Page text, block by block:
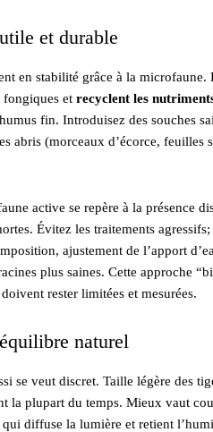
et durable
en stabilité grâce à la
fongiques et recyclent les
fin. Introduisez des souches
abris (morceaux d’écorce,
active se repère à la présence
Évitez les traitements agressifs;
ajustement de l’apport
plus saines. Cette approche
rester limitées et mesurées.
naturel
se veut discret. Taille légère des
plupart du temps. Mieux vaut
qui diffuse la lumière et retient